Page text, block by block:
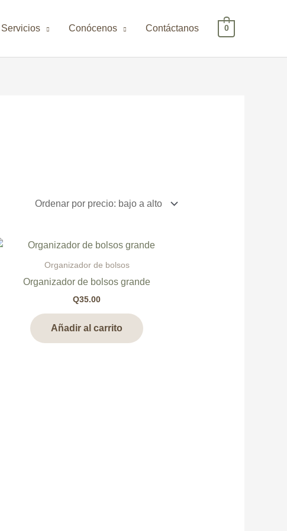
Servicios Conócenos Contáctanos 0
Organizador de bolsos
Organizador de bolsos grande
Q35.00
Añadir al carrito